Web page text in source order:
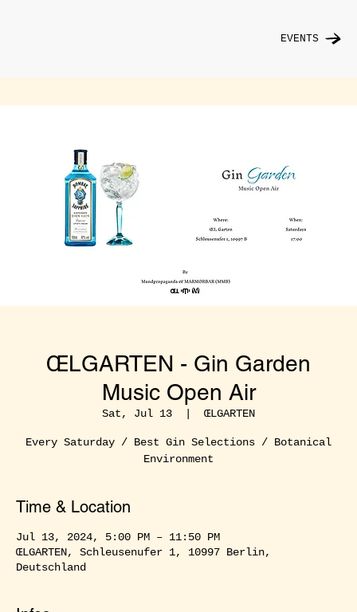
EVENTS
ŒLGARTEN - Gin Garden
Music Open Air
Sat, Jul 13
  |
ŒLGARTEN
Every Saturday / Best Gin Selections / Botanical
Environment
Time & Location
Jul 13, 2024, 5:00 PM – 11:50 PM
ŒLGARTEN, Schleusenufer 1, 10997 Berlin,
Deutschland